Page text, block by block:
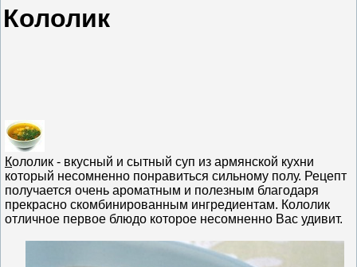
Кололик
Кололик - вкусный и сытный суп из армянской кухни
который несомненно понравиться сильному полу. Рецепт
получается очень ароматным и полезным благодаря
прекрасно скомбинированным ингредиентам. Кололик
отличное первое блюдо которое несомненно Вас удивит.